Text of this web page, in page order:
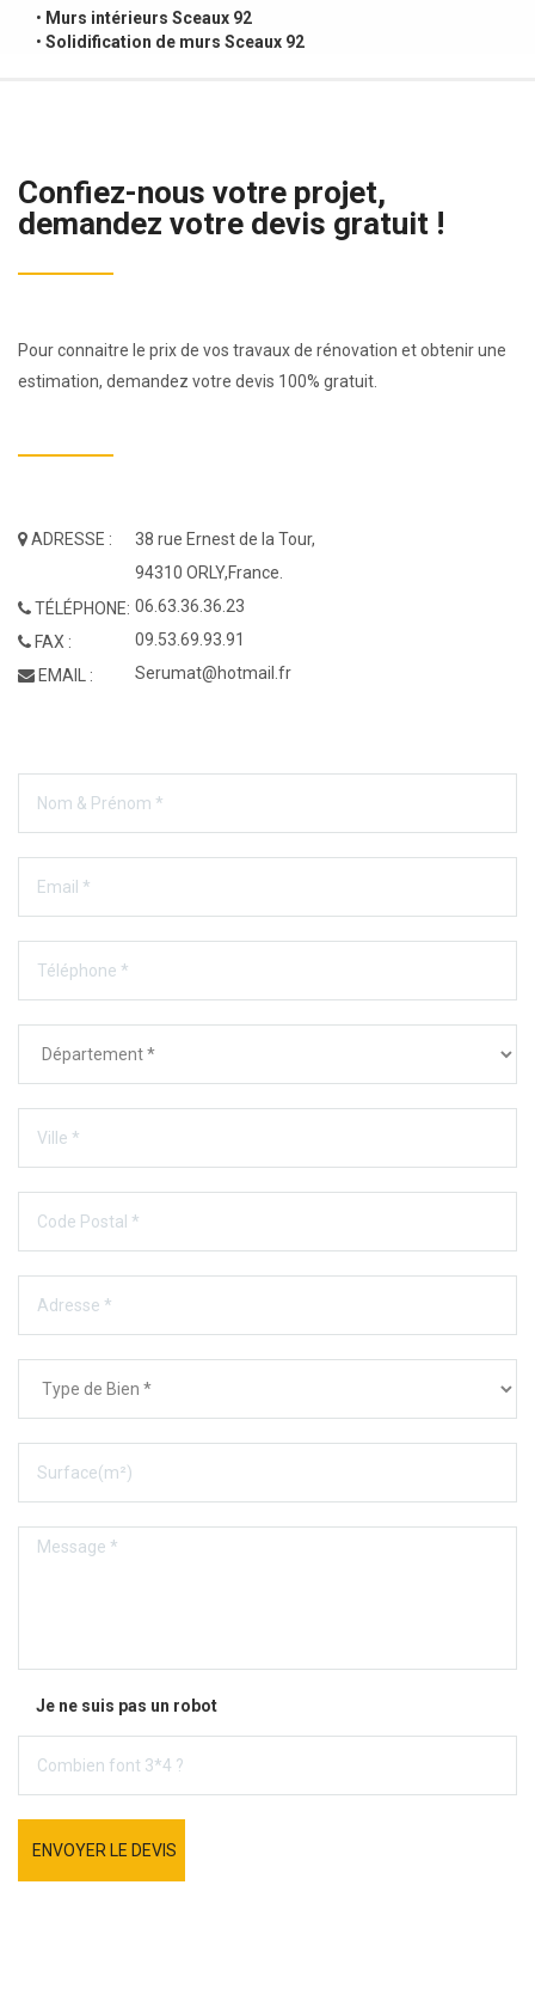
• Murs intérieurs Sceaux 92
• Solidification de murs Sceaux 92
Confiez-nous votre projet,
demandez votre devis gratuit !
Pour connaitre le prix de vos travaux de rénovation et obtenir une
estimation, demandez votre devis 100% gratuit.
ADRESSE :
TÉLÉPHONE:
FAX :
EMAIL :
38 rue Ernest de la Tour,
94310 ORLY,France.
06.63.36.36.23
09.53.69.93.91
Serumat@hotmail.fr
Je ne suis pas un robot
ENVOYER LE DEVIS